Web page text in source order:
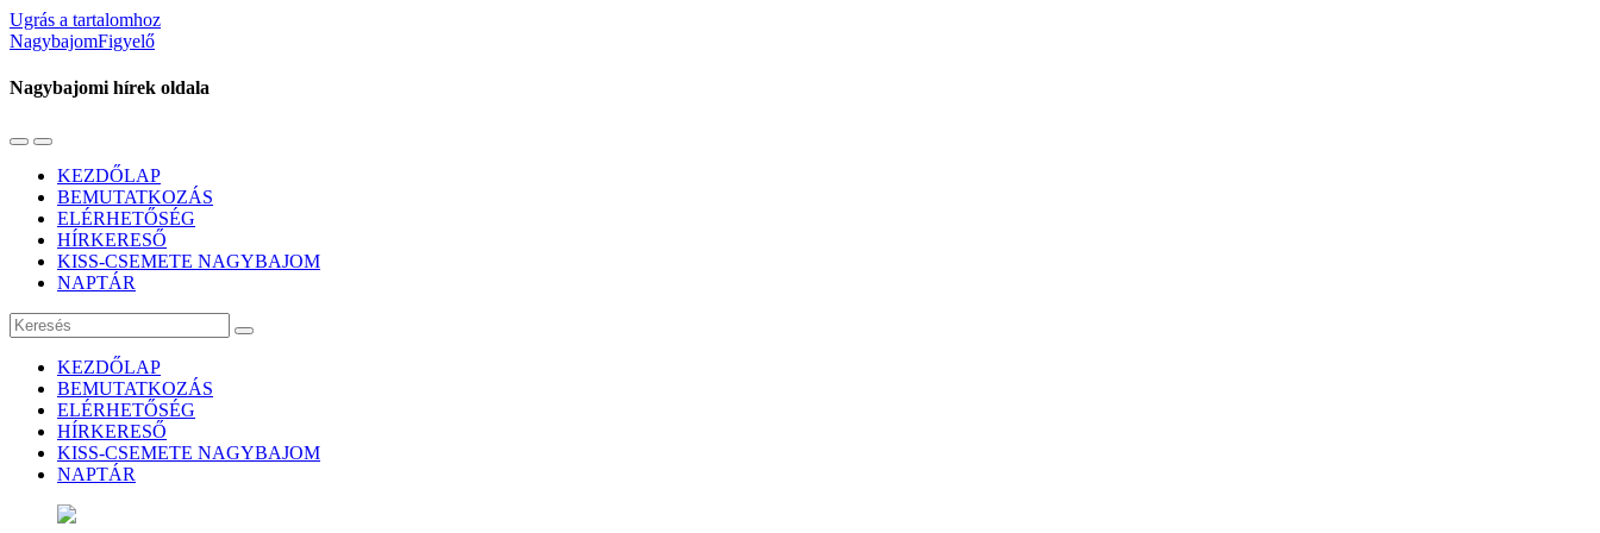
Ugrás a tartalomhoz
NagybajomFigyelő
Nagybajomi hírek oldala
Váltás
mobil
menüre
Használja
keresés
mezőt
KEZDŐLAP
BEMUTATKOZÁS
ELÉRHETŐSÉG
HÍRKERESŐ
KISS-CSEMETE NAGYBAJOM
NAPTÁR
Keresés
KEZDŐLAP
BEMUTATKOZÁS
ELÉRHETŐSÉG
HÍRKERESŐ
KISS-CSEMETE NAGYBAJOM
NAPTÁR